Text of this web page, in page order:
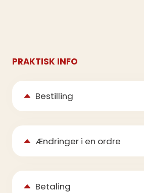
PRAKTISK INFO
Bestilling
Ændringer i en ordre
Betaling